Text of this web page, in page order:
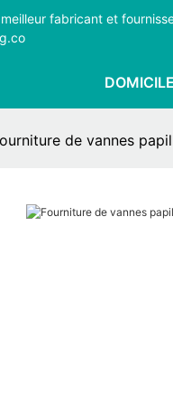
fabricant et
DOMICILE
de vannes